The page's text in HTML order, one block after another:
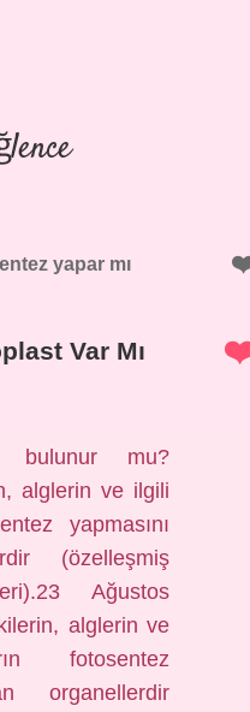
yapar mı
Var Mı
bulunur mu?
alglerin ve ilgili
yapmasını
(özelleşmiş
Ağustos
alglerin ve
fotosentez
organellerdir